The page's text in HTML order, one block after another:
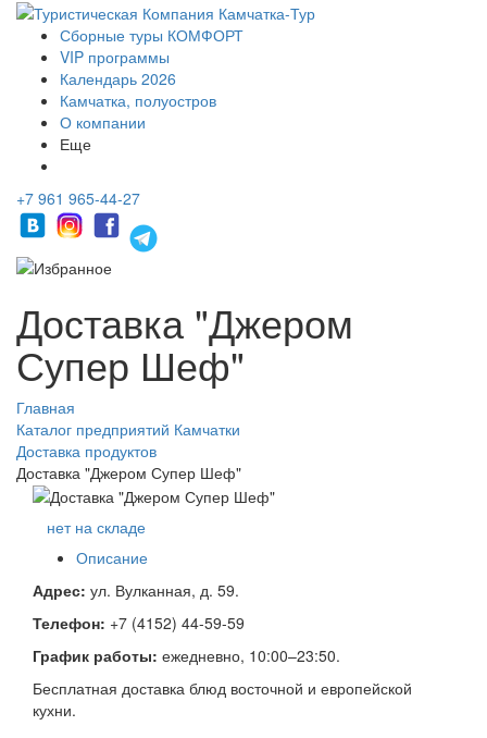
Сборные туры КОМФОРТ
VIP программы
Календарь 2026
Камчатка, полуостров
О компании
Еще
+7 961 965-44-27
Доставка "Джером
Супер Шеф"
Главная
Каталог предприятий Камчатки
Доставка продуктов
Доставка "Джером Супер Шеф"
нет на складе
Описание
Адрес: ул. Вулканная, д. 59.
Телефон: +7 (4152) 44-59-59
График работы: ежедневно, 10:00–23:50.
Бесплатная доставка блюд восточной и европейской
кухни.